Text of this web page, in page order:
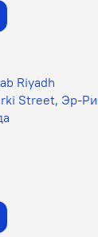
Riyadh
Street, Эр-